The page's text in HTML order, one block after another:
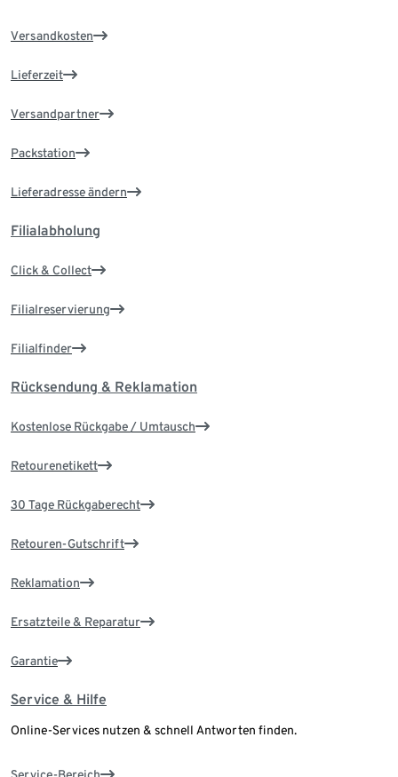
Versandkosten
Lieferzeit
Versandpartner
Packstation
Lieferadresse ändern
Filialabholung
Click & Collect
Filialreservierung
Filialfinder
Rücksendung & Reklamation
Kostenlose Rückgabe / Umtausch
Retourenetikett
30 Tage Rückgaberecht
Retouren-Gutschrift
Reklamation
Ersatzteile & Reparatur
Garantie
Service & Hilfe
Online-Services nutzen & schnell Antworten finden.